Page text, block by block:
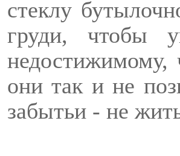
стеклу
груди, чтобы
недостижимому,
они так и не
забытьи - не